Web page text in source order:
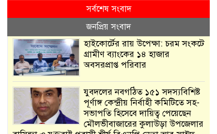
সর্বশেষ সংবাদ
জনপ্রিয় সংবাদ
হাইকোর্টের রায় উপেক্ষা: চরম সংকটে
গ্রামীণ ব্যাংকের ১৪ হাজার
অবসরপ্রাপ্ত পরিবার
যুবদলের নবগঠিত ১৫১ সদস্যবিশিষ্ট
পূর্ণাঙ্গ কেন্দ্রীয় নির্বাহী কমিটিতে সহ-
সভাপতি হিসেবে দায়িত্ব পেয়েছেন
মৌলভীবাজারের কুলাউড়া উপজেলার